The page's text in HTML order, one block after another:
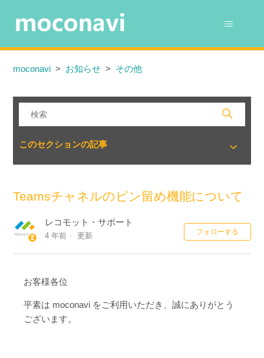
moconavi お知らせ その他
このセクションの記事
Teamsチャネルのピン留め機能について
レコモット・サポート
4 年前 更新 フォローする
お客様各位
平素は moconavi をご利用いただき、誠にありがとう
ございます。